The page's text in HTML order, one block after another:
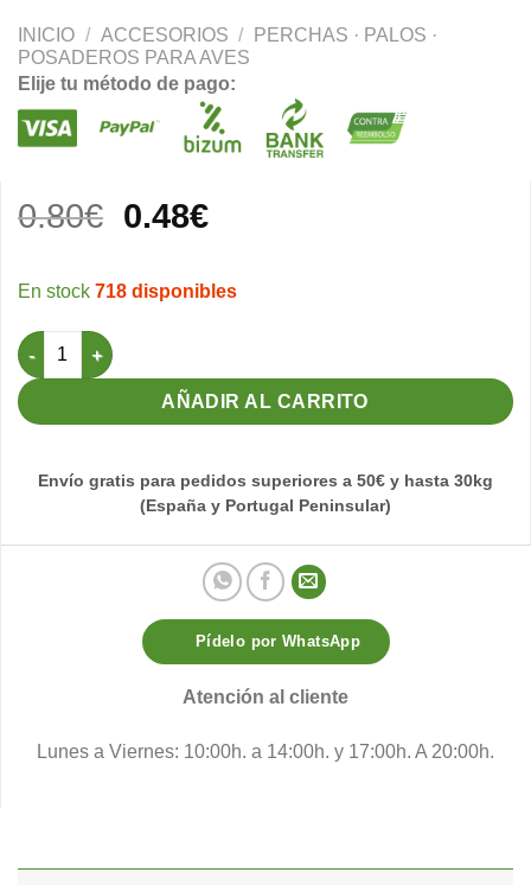
INICIO / ACCESORIOS /
PERCHAS · PALOS ·
POSADEROS PARA AVES
Elije tu método de pago:
0.80€ El
original
era:
0.48€El
actual
718 disponibles
Posadero Individual con Visera Moldes Ave cantidad
AÑADIR AL CARRITO
Envío gratis para pedidos superiores a 50€ y hasta 30kg
(España y Portugal Peninsular)
Pídelo por WhatsApp
Atención al cliente
Lunes a Viernes: 10:00h. a 14:00h. y 17:00h. A 20:00h.